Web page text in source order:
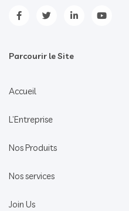
Parcourir le Site
Accueil
L’Entreprise
Nos Produits
Nos services
Join Us